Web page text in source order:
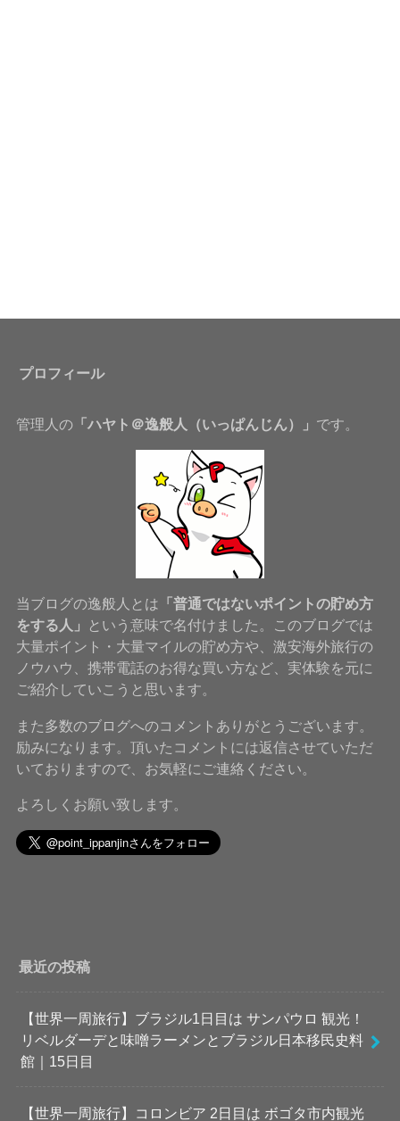
プロフィール
管理人の「ハヤト＠逸般人（いっぱんじん）」 です。
当ブログの逸般人とは 「普通ではないポイントの貯め方
をする人」
という意味で名付けました。このブログでは
大量ポイント・大量マイルの貯め方や、激安海外旅行の
ノウハウ、携帯電話のお得な買い方など、実体験を元に
ご紹介していこうと思います。
また多数のブログへのコメントありがとうございます。
励みになります。頂いたコメントには返信させていただ
いておりますので、お気軽にご連絡ください。
よろしくお願い致します。
最近の投稿
【世界一周旅行】ブラジル1日目は サンパウロ 観光！
リベルダーデと味噌ラーメンとブラジル日本移民史料
館｜15日目
【世界一周旅行】コロンビア 2日目は ボゴタ市内観光